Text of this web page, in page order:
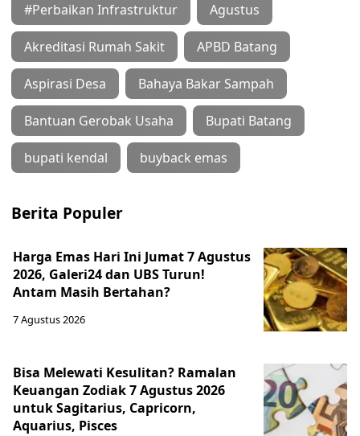
#Perbaikan Infrastruktur Agustus
Akreditasi Rumah Sakit APBD Batang
Aspirasi Desa Bahaya Bakar Sampah
Bantuan Gerobak Usaha Bupati Batang
bupati kendal buyback emas
Berita Populer
Harga Emas Hari Ini Jumat 7 Agustus
2026, Galeri24 dan UBS Turun!
Antam Masih Bertahan?
7 Agustus 2026
Bisa Melewati Kesulitan? Ramalan
Keuangan Zodiak 7 Agustus 2026
untuk Sagitarius, Capricorn,
Aquarius, Pisces